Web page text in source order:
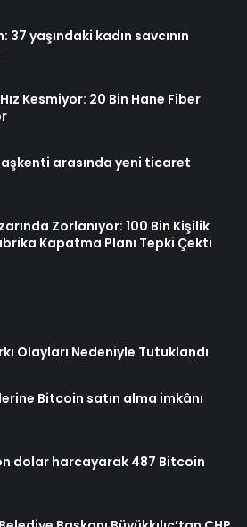
37 yaşındaki kadın savcının
Kesmiyor: 20 Bin Hane Fiber
arasında yeni ticaret
Zorlanıyor: 100 Bin Kişilik
Kapatma Planı Tepki Çekti
Olayları Nedeniyle Tutuklandı
Bitcoin satın alma imkânı
dolar harcayarak 487 Bitcoin